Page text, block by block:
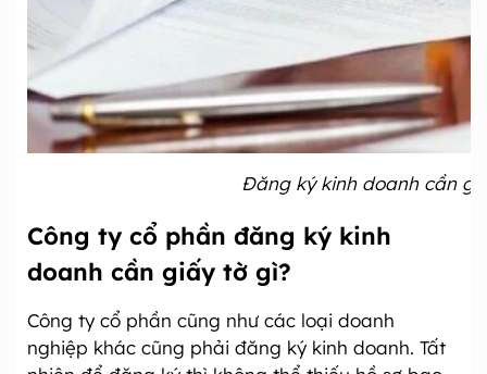
Đăng ký kinh doanh cần
Công ty cổ phần đăng ký kinh
doanh cần giấy tờ gì?
Công ty cổ phần cũng như các loại doanh
nghiệp khác cũng phải đăng ký kinh doanh. Tất